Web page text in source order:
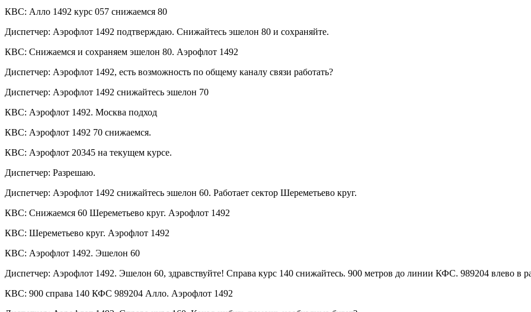
КВС: Алло 1492 курс 057 снижаемся 80
Диспетчер: Аэрофлот 1492 подтверждаю. Снижайтесь эшелон 80 и сохраняйте.
КВС: Снижаемся и сохраняем эшелон 80. Аэрофлот 1492
Диспетчер: Аэрофлот 1492, есть возможность по общему каналу связи работать?
Диспетчер: Аэрофлот 1492 снижайтесь эшелон 70
КВС: Аэрофлот 1492. Москва подход
КВС: Аэрофлот 1492 70 снижаемся.
КВС: Аэрофлот 20345 на текущем курсе.
Диспетчер: Разрешаю.
Диспетчер: Аэрофлот 1492 снижайтесь эшелон 60. Работает сектор Шереметьево круг.
КВС: Снижаемся 60 Шереметьево круг. Аэрофлот 1492
КВС: Шереметьево круг. Аэрофлот 1492
КВС: Аэрофлот 1492. Эшелон 60
Диспетчер: Аэрофлот 1492. Эшелон 60, здравствуйте! Справа курс 140 снижайтесь. 900 метров до линии КФС. 989204 влево в
КВС: 900 справа 140 КФС 989204 Алло. Аэрофлот 1492